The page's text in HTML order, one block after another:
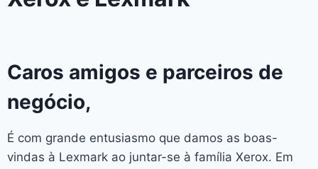
Caros amigos e parceiros de
negócio,
É com grande entusiasmo que damos as boas-
vindas à Lexmark ao juntar-se à família Xerox. Em